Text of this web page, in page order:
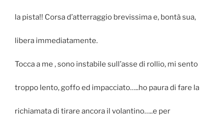
la pista!! Corsa d’atterraggio brevissima e, bontà sua,
libera immediatamente.
Tocca a me , sono instabile sull’asse di rollio, mi sento
troppo lento, goffo ed impacciato…..ho paura di fare la
richiamata di tirare ancora il volantino…..e per